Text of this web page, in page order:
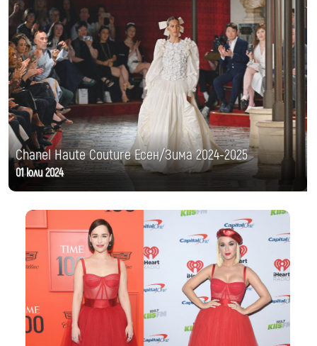
Chanel Haute Couture Есен/Зима 2024-2025
01 юли 2024